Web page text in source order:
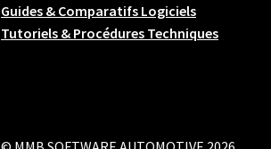
Guides & Comparatifs Logiciels
Tutoriels & Procédures Techniques